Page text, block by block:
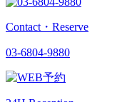
Contact・Reserve
03-6804-9880